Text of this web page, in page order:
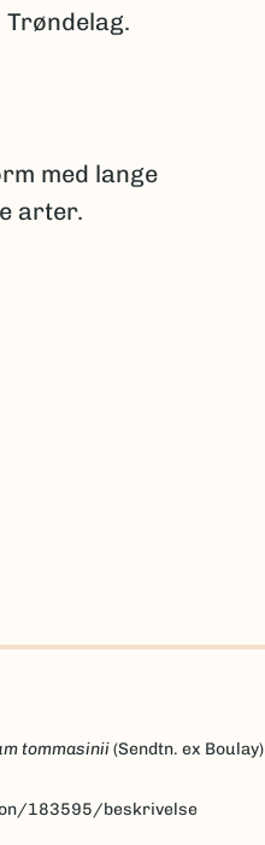
med lange
arter.
tommasinii(Sendtn. ex Boulay)
183595/beskrivelse